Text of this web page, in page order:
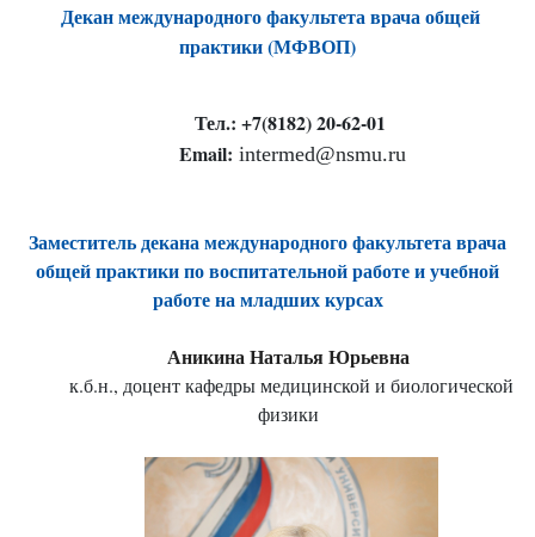
Декан международного факультета врача общей
практики (МФВОП)
Тел.: +7(8182) 20-62-01
Email: intermed@nsmu.ru
Заместитель декана международного факультета врача
общей практики по воспитательной работе и учебной
работе на младших курсах
Аникина Наталья Юрьевна
к.б.н., доцент кафедры медицинской и биологической
физики